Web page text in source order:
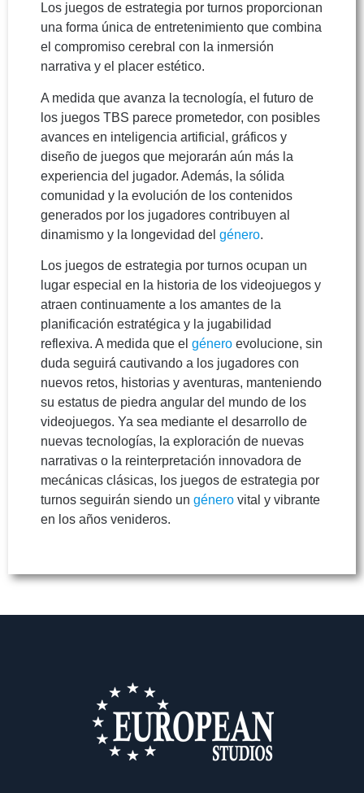
Los juegos de estrategia por turnos proporcionan
una forma única de entretenimiento que combina
el compromiso cerebral con la inmersión
narrativa y el placer estético.
A medida que avanza la tecnología, el futuro de
los juegos TBS parece prometedor, con posibles
avances en inteligencia artificial, gráficos y
diseño de juegos que mejorarán aún más la
experiencia del jugador. Además, la sólida
comunidad y la evolución de los contenidos
generados por los jugadores contribuyen al
dinamismo y la longevidad del género.
Los juegos de estrategia por turnos ocupan un
lugar especial en la historia de los videojuegos y
atraen continuamente a los amantes de la
planificación estratégica y la jugabilidad
reflexiva. A medida que el género evolucione, sin
duda seguirá cautivando a los jugadores con
nuevos retos, historias y aventuras, manteniendo
su estatus de piedra angular del mundo de los
videojuegos. Ya sea mediante el desarrollo de
nuevas tecnologías, la exploración de nuevas
narrativas o la reinterpretación innovadora de
mecánicas clásicas, los juegos de estrategia por
turnos seguirán siendo un género vital y vibrante
en los años venideros.